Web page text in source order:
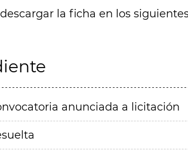
la ficha en los
anunciada a licitación